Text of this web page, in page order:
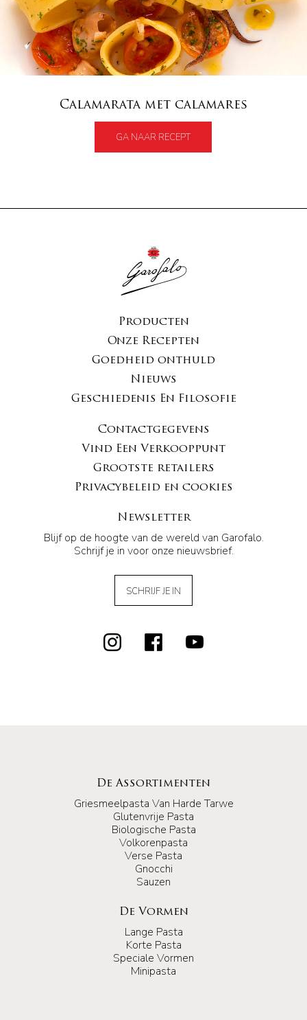
Calamarata met calamares
GA NAAR RECEPT
Producten
Onze Recepten
Goedheid onthuld
Nieuws
Geschiedenis En Filosofie
Contactgegevens
Vind Een Verkooppunt
Grootste retailers
Privacybeleid en cookies
Newsletter
Blijf op de hoogte van de wereld van Garofalo.
Schrijf je in voor onze nieuwsbrief.
SCHRIJF JE IN
De Assortimenten
Griesmeelpasta Van Harde Tarwe
Glutenvrije Pasta
Biologische Pasta
Volkorenpasta
Verse Pasta
Gnocchi
Sauzen
De Vormen
Lange Pasta
Korte Pasta
Speciale Vormen
Minipasta